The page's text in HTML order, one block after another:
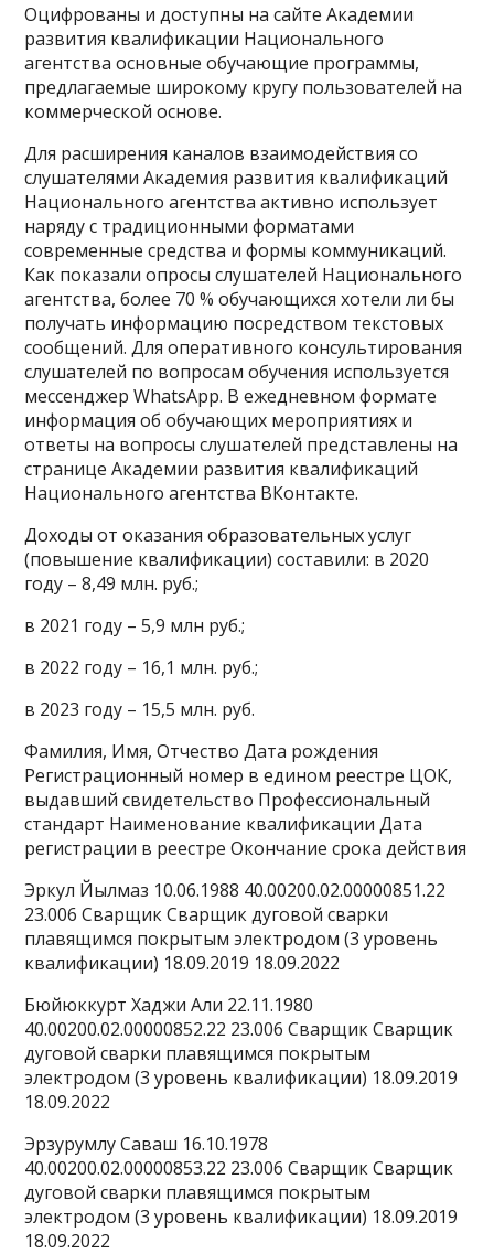
Оцифрованы и доступны на сайте Академии
развития квалификации Национального
агентства основные обучающие программы,
предлагаемые широкому кругу пользователей на
коммерческой основе.
Для расширения каналов взаимодействия со
слушателями Академия развития квалификаций
Национального агентства активно использует
наряду с традиционными форматами
современные средства и формы коммуникаций.
Как показали опросы слушателей Национального
агентства, более 70 % обучающихся хотели ли бы
получать информацию посредством текстовых
сообщений. Для оперативного консультирования
слушателей по вопросам обучения используется
мессенджер WhatsАpp. В ежедневном формате
информация об обучающих мероприятиях и
ответы на вопросы слушателей представлены на
странице Академии развития квалификаций
Национального агентства ВКонтакте.
Доходы от оказания образовательных услуг
(повышение квалификации) составили: в 2020
году – 8,49 млн. руб.;
в 2021 году – 5,9 млн руб.;
в 2022 году – 16,1 млн. руб.;
в 2023 году – 15,5 млн. руб.
Фамилия, Имя, Отчество Дата рождения
Регистрационный номер в едином реестре ЦОК,
выдавший свидетельство Профессиональный
стандарт Наименование квалификации Дата
регистрации в реестре Окончание срока действия
Эркул Йылмаз 10.06.1988 40.00200.02.00000851.22
23.006 Сварщик Сварщик дуговой сварки
плавящимся покрытым электродом (3 уровень
квалификации) 18.09.2019 18.09.2022
Бюйюккурт Хаджи Али 22.11.1980
40.00200.02.00000852.22 23.006 Сварщик Сварщик
дуговой сварки плавящимся покрытым
электродом (3 уровень квалификации) 18.09.2019
18.09.2022
Эрзурумлу Саваш 16.10.1978
40.00200.02.00000853.22 23.006 Сварщик Сварщик
дуговой сварки плавящимся покрытым
электродом (3 уровень квалификации) 18.09.2019
18.09.2022